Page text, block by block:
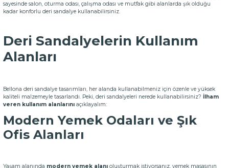
sayesinde salon, oturma odası, çalışma odası ve mutfak gibi alanlarda şık olduğu
kadar konforlu deri sandalye kullanabilirsiniz.
Deri Sandalyelerin Kullanım
Alanları
Bellona deri sandalye tasarımları, her alanda kullanabilmeniz için özenle ve yüksek
kaliteli malzemeyle tasarlandı. Peki, deri sandalyeleri nerede kullanabilirsiniz? İlham
veren kullanım alanlarını açıklayalım:
Modern Yemek Odaları ve Şık
Ofis Alanları
Yaşam alanında modern yemek alanı oluşturmak istiyorsanız, yemek masasının